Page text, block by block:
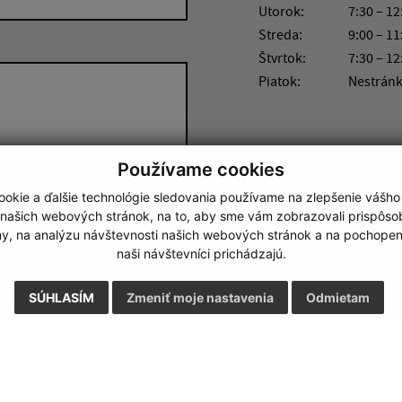
Používame cookies
a ďalšie technológie sledovania používame na zlepšenie
webových stránok, na to, aby sme vám zobrazovali
na analýzu návštevnosti našich webových stránok a na
naši návštevníci prichádzajú.
SÚHLASÍM Odmietam
Zmeniť moje nastavenia
Google reCaptcha Response
Odoslať správu
Utorok:
7:30 –
Streda:
9:00 –
Štvrtok:
7:30 –
Piatok: